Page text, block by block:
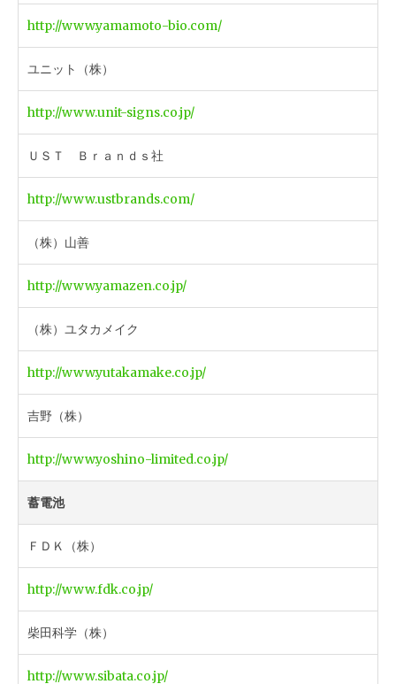
http://www.yamamoto-bio.com/
ユニット（株）
http://www.unit-signs.co.jp/
ＵＳＴ Ｂｒａｎｄｓ社
http://www.ustbrands.com/
（株）山善
http://www.yamazen.co.jp/
（株）ユタカメイク
http://www.yutakamake.co.jp/
吉野（株）
http://www.yoshino-limited.co.jp/
蓄電池
ＦＤＫ（株）
http://www.fdk.co.jp/
柴田科学（株）
http://www.sibata.co.jp/